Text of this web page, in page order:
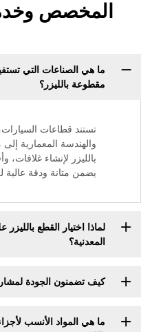
المخصص
ما هي الصناعات التي
مقطوعة بالليزر؟
تستند قطاعات السيارات،
والهندسة المعمارية
بالليزر لإنشاء غلافات،
يضمن متانة ودقة عالية
لماذا اختيار القطع بالليزر
المعدنية؟
كيف تضمنون الجودة
ما هي المواد الأنسب